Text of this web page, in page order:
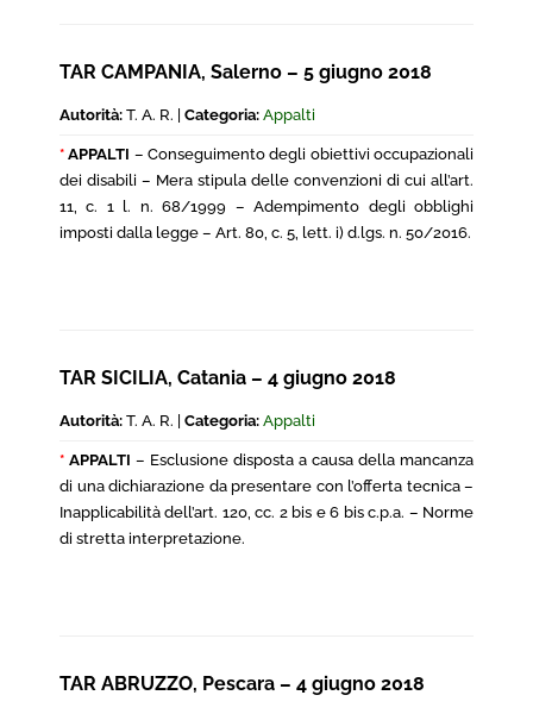
TAR CAMPANIA, Salerno – 5 giugno 2018
Autorità: T. A. R. | Categoria: Appalti
*APPALTI – Conseguimento degli obiettivi occupazionali
dei disabili – Mera stipula delle convenzioni di cui all’art.
11, c. 1 l. n. 68/1999 – Adempimento degli obblighi
imposti dalla legge – Art. 80, c. 5, lett. i) d.lgs. n. 50/2016.
TAR SICILIA, Catania – 4 giugno 2018
Autorità: T. A. R. | Categoria: Appalti
* APPALTI – Esclusione disposta a causa della mancanza
di una dichiarazione da presentare con l’offerta tecnica –
Inapplicabilità dell’art. 120, cc. 2 bis e 6 bis c.p.a. – Norme
di stretta interpretazione.
TAR ABRUZZO, Pescara – 4 giugno 2018